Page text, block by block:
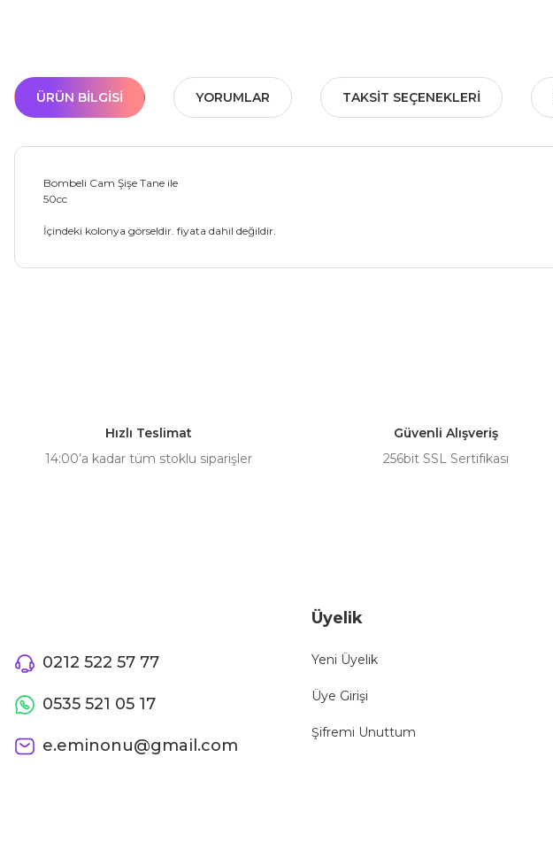
ÜRÜN BILGISI YORUMLAR TAKSIT SEÇENEKLERI
Bombeli Cam Şişe Tane ile
50cc
İçindeki kolonya görseldir. fiyata dahil değildir.
Ürün fiyatı diğer sitelerden daha pahalı.
Hızlı Teslimat
14:00’a kadar tüm stoklu siparişler
Güvenli Alışveriş
256bit SSL Sertifikası
0212 522 57 77
0535 521 05 17
e.eminonu@gmail.com
Üyelik
Yeni Üyelik
Üye Girişi
Şifremi Unuttum